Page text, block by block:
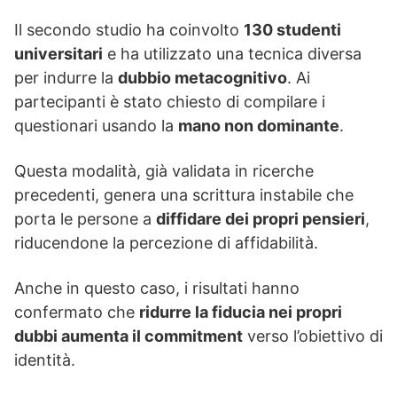
Il secondo studio ha coinvolto 130 studenti
universitari e ha utilizzato una tecnica diversa
per indurre la dubbio metacognitivo. Ai
partecipanti è stato chiesto di compilare i
questionari usando la mano non dominante.
Questa modalità, già validata in ricerche
precedenti, genera una scrittura instabile che
porta le persone a diffidare dei propri pensieri,
riducendone la percezione di affidabilità.
Anche in questo caso, i risultati hanno
confermato che ridurre la fiducia nei propri
dubbi aumenta il commitment verso l’obiettivo di
identità.